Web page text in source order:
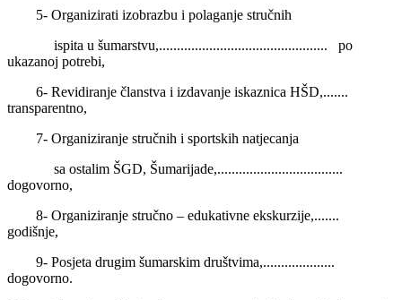
5- Organizirati izobrazbu i polaganje stručnih
ispita u šumarstvu,............................................... po
ukazanoj potrebi,
6- Revidiranje članstva i izdavanje iskaznica HŠD,.......
transparentno,
7- Organiziranje stručnih i sportskih natjecanja
sa ostalim ŠGD, Šumarijade,...................................
dogovorno,
8- Organiziranje stručno – edukativne ekskurzije,.......
godišnje,
9- Posjeta drugim šumarskim društvima,....................
dogovorno.